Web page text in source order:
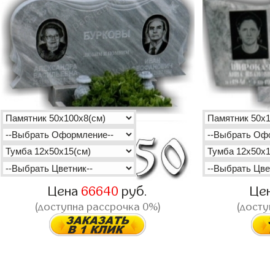
Цена 66640 руб.
(доступна рассрочка 0%)